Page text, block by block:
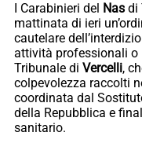
I Carabinieri del Nas di
mattinata di ieri
cautelare
attività professionali o
Tribunale di Vercelli,
colpevolezza raccolti
coordinata dal
della Repubblica e
sanitario.